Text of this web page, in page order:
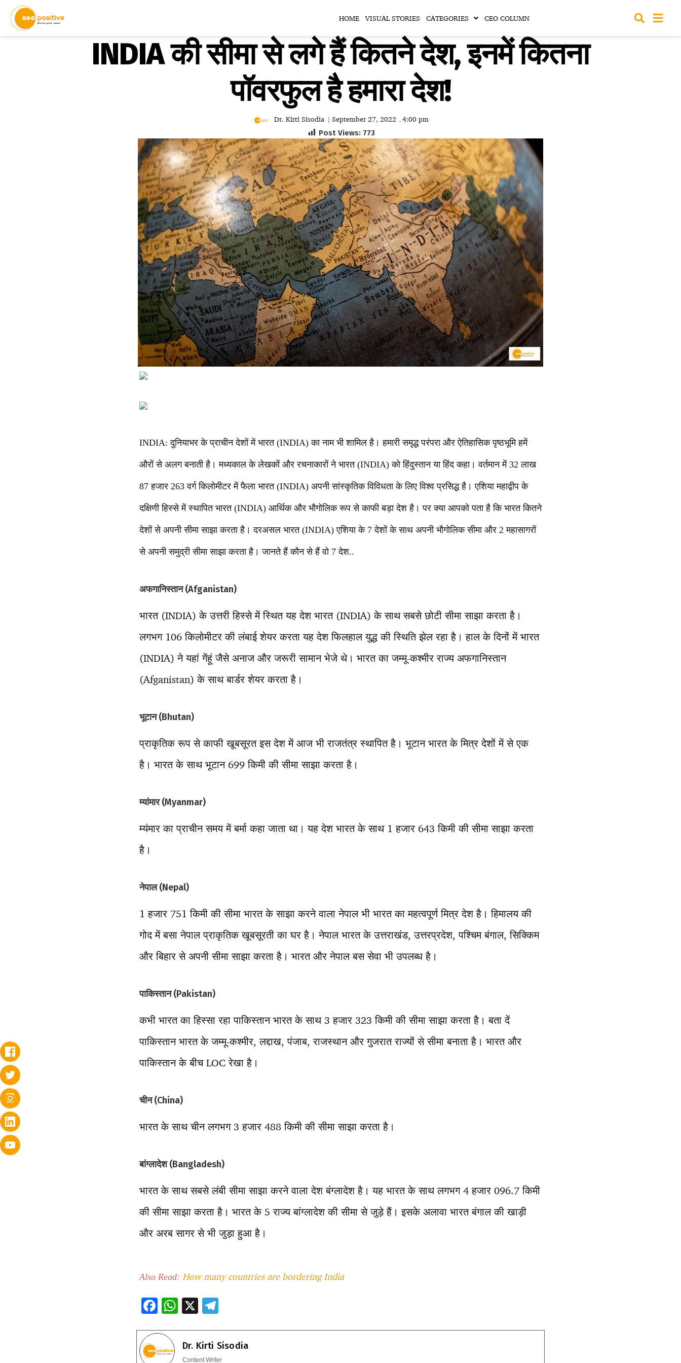
HOME VISUAL STORIES CATEGORIES CEO COLUMN
INDIA की सीमा से लगे हैं कितने देश, इनमें कितना
पॉवरफुल है हमारा देश!
Dr. Kirti Sisodia | September 27, 2022 , 4:00 pm
Post Views: 773
INDIA: दुनियाभर के प्राचीन देशों में भारत (INDIA) का नाम भी शामिल है। हमारी समृद्ध परंपरा और ऐतिहासिक पृष्ठभूमि हमें
औरों से अलग बनाती है। मध्यकाल के लेखकों और रचनाकारों ने भारत (INDIA) को हिंदुस्तान या हिंद कहा। वर्तमान में 32 लाख
87 हजार 263 वर्ग किलोमीटर में फैला भारत (INDIA) अपनी सांस्कृतिक विविधता के लिए विश्व प्रसिद्ध है। एशिया महाद्वीप के
दक्षिणी हिस्से में स्थापित भारत (INDIA) आर्थिक और भौगोलिक रूप से काफी बड़ा देश है। पर क्या आपको पता है कि भारत कितने
देशों से अपनी सीमा साझा करता है। दरअसल भारत (INDIA) एशिया के 7 देशों के साथ अपनी भौगोलिक सीमा और 2 महासागरों
से अपनी समुद्री सीमा साझा करता है। जानते हैं कौन से हैं वो 7 देश..
अफगानिस्तान (Afganistan)
भारत (INDIA) के उत्तरी हिस्से में स्थित यह देश भारत (INDIA) के साथ सबसे छोटी सीमा साझा करता है।
लगभग 106 किलोमीटर की लंबाई शेयर करता यह देश फिलहाल युद्ध की स्थिति झेल रहा है। हाल के दिनों में भारत
(INDIA) ने यहां गेंहूं जैसे अनाज और जरूरी सामान भेजे थे। भारत का जम्मू-कश्मीर राज्य अफगानिस्तान
(Afganistan) के साथ बार्डर शेयर करता है।
भूटान (Bhutan)
प्राकृतिक रूप से काफी खूबसूरत इस देश में आज भी राजतंत्र स्थापित है। भूटान भारत के मित्र देशों में से एक
है। भारत के साथ भूटान 699 किमी की सीमा साझा करता है।
म्यांमार (Myanmar)
म्यंमार का प्राचीन समय में बर्मा कहा जाता था। यह देश भारत के साथ 1 हजार 643 किमी की सीमा साझा करता
है।
नेपाल (Nepal)
1 हजार 751 किमी की सीमा भारत के साझा करने वाला नेपाल भी भारत का महत्वपूर्ण मित्र देश है। हिमालय की
गोद में बसा नेपाल प्राकृतिक खूबसूरती का घर है। नेपाल भारत के उत्तराखंड, उत्तरप्रदेश, पश्चिम बंगाल, सिक्किम
और बिहार से अपनी सीमा साझा करता है। भारत और नेपाल बस सेवा भी उपलब्ध है।
पाकिस्तान (Pakistan)
कभी भारत का हिस्सा रहा पाकिस्तान भारत के साथ 3 हजार 323 किमी की सीमा साझा करता है। बता दें
पाकिस्तान भारत के जम्मू-कश्मीर, लद्दाख, पंजाब, राजस्थान और गुजरात राज्यों से सीमा बनाता है। भारत और
पाकिस्तान के बीच LOC रेखा है।
चीन (China)
भारत के साथ चीन लगभग 3 हजार 488 किमी की सीमा साझा करता है।
बांग्लादेश (Bangladesh)
भारत के साथ सबसे लंबी सीमा साझा करने वाला देश बंग्लादेश है। यह भारत के साथ लगभग 4 हजार 096.7 किमी
की सीमा साझा करता है। भारत के 5 राज्य बांग्लादेश की सीमा से जुड़े हैं। इसके अलावा भारत बंगाल की खाड़ी
और अरब सागर से भी जुड़ा हुआ है।
Also Read: How many countries are bordering India
F
e
b
W
at
s
X T
e
gr
Dr. Kirti Sisodia
Content Writer